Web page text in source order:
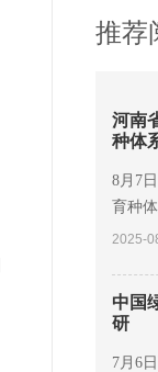
推荐
河南
种体
8月7
育种
鸽业
2025-
中国
研
7月6